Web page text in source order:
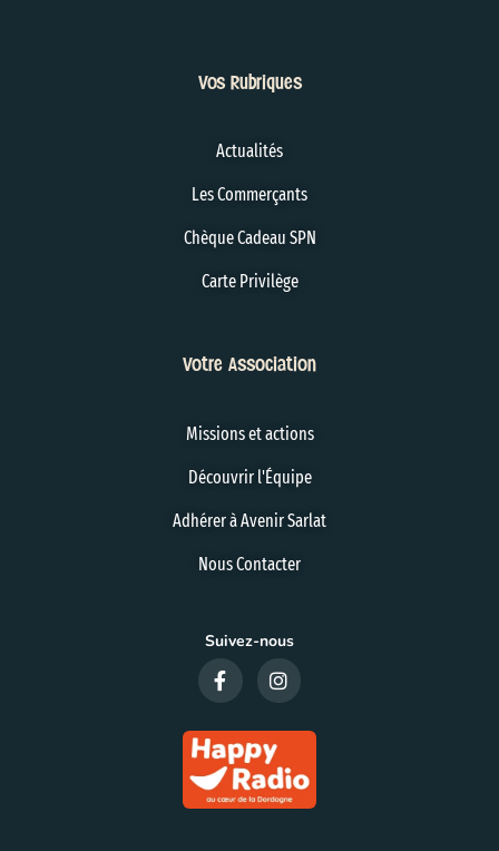
Vos Rubriques
Actualités
Les Commerçants
Chèque Cadeau SPN
Carte Privilège
Votre Association
Missions et actions
Découvrir l'Équipe
Adhérer à Avenir Sarlat
Nous Contacter
Suivez-nous